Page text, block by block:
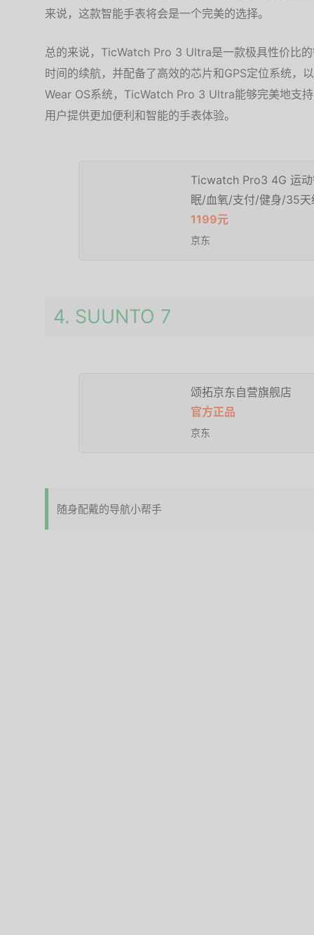
来说，这款智能手表将会是一个完美的选择。
总的来说，TicWatch Pro 3 Ultra是一款极具性价比
时间的续航，并配备了高效的芯片和GPS定位系统，
Wear OS系统，TicWatch Pro 3 Ultra能够完美地支
用户提供更加便利和智能的手表体验。
Ticwatch Pro3 4G 运
眠/血氧/支付/健身/35
1199元
京东
4. SUUNTO 7
颂拓京东自营旗舰店
官方正品
京东
随身配戴的导航小帮手